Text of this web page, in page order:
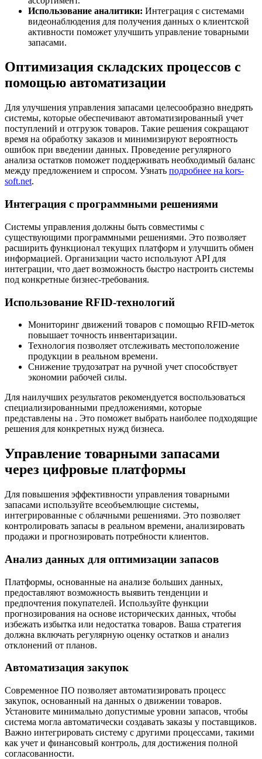
Использование аналитики: Интеграция с системами
видеонаблюдения для получения данных о клиентской
активности поможет улучшить управление товарными
запасами.
Оптимизация складских процессов с
помощью автоматизации
Для улучшения управления запасами целесообразно внедрять
системы, которые обеспечивают автоматизированный учет
поступлений и отгрузок товаров. Такие решения сокращают
время на обработку заказов и минимизируют вероятность
ошибок при введении данных. Проведение регулярного
анализа остатков поможет поддерживать необходимый баланс
между предложением и спросом. Узнать подробнее на kors-
soft.net.
Интеграция с программными решениями
Системы управления должны быть совместимы с
существующими программными решениями. Это позволяет
расширить функционал текущих платформ и улучшить обмен
информацией. Организации часто используют API для
интеграции, что дает возможность быстро настроить системы
под конкретные бизнес-требования.
Использование RFID-технологий
Мониторинг движений товаров с помощью RFID-меток
повышает точность инвентаризации.
Технология позволяет отслеживать местоположение
продукции в реальном времени.
Снижение трудозатрат на ручной учет способствует
экономии рабочей силы.
Для наилучших результатов рекомендуется воспользоваться
специализированными предложениями, которые
представлены на . Это поможет выбрать наиболее подходящие
решения для конкретных нужд бизнеса.
Управление товарными запасами
через цифровые платформы
Для повышения эффективности управления товарными
запасами используйте всеобъемлющие системы,
интегрированные с облачными решениями. Это позволяет
контролировать запасы в реальном времени, анализировать
продажи и прогнозировать потребности клиентов.
Анализ данных для оптимизации запасов
Платформы, основанные на анализе больших данных,
предоставляют возможность выявить тенденции и
предпочтения покупателей. Используйте функции
прогнозирования на основе исторических данных, чтобы
избежать избытка или недостатка товаров. Ваша стратегия
должна включать регулярную оценку остатков и анализ
отклонений от планов.
Автоматизация закупок
Современное ПО позволяет автоматизировать процесс
закупок, основанный на данных о движении товаров.
Установите минимально допустимые уровни запасов, чтобы
система могла автоматически создавать заказы у поставщиков.
Важно интегрировать систему с другими процессами, такими
как учет и финансовый контроль, для достижения полной
согласованности.